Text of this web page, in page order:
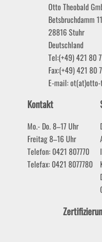
Otto Theobald
Betsbruchdamm
28816Stuhr
Deutschland
Tel:(+49) 421 80
Fax:(+49) 421 80
E-mail:ot(at)otto-
Kontakt
Mo.- Do. 8–17 Uhr
Freitag 8–16 Uhr
Telefon: 0421 807770
Telefax: 0421 8077780